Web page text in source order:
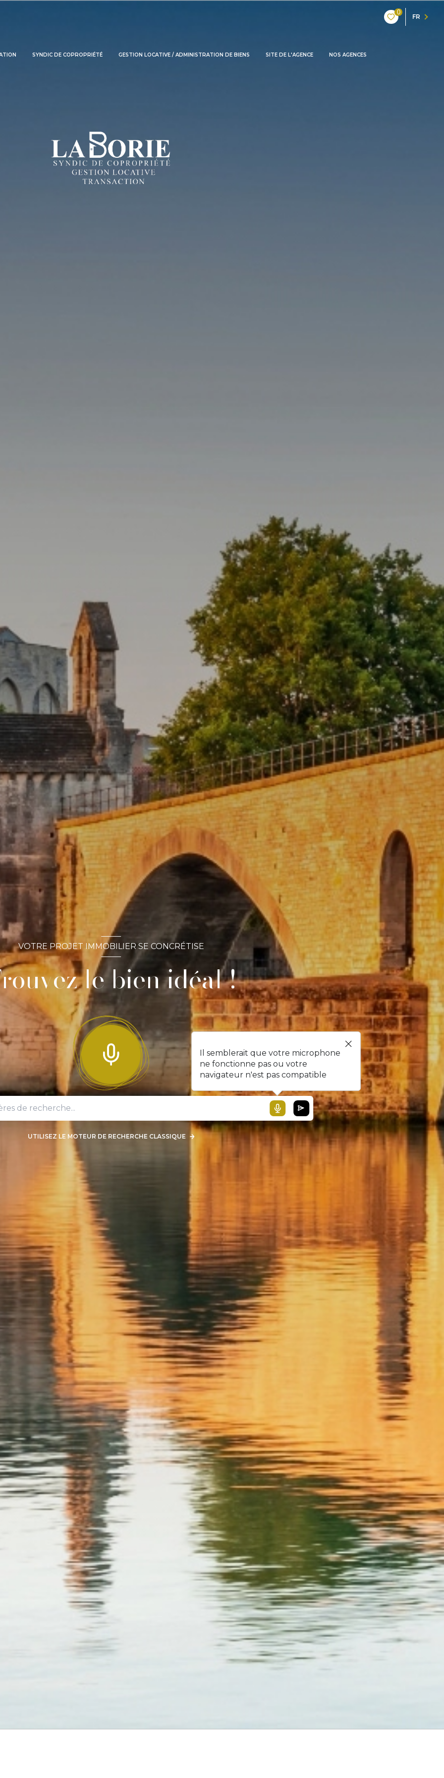
0
FR
SYNDIC DE COPROPRIÉTÉ GESTION LOCATIVE / ADMINISTRATION DE BIENS SITE DE L'AGENCE NOS AGENCES
VOTRE PROJET IMMOBILIER SE CONCRÉTISE
le bien idéal !
Il semblerait que votre microphone
ne fonctionne pas ou votre
navigateur n'est pas compatible
UTILISEZ LE MOTEUR DE RECHERCHE CLASSIQUE